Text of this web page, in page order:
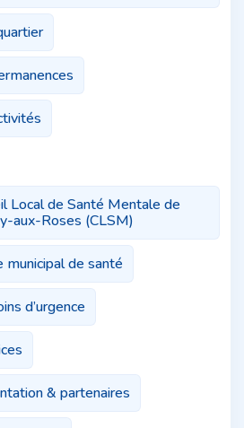
Local de Santé Mentale de
aux-Roses (CLSM)
municipal de santé
d’urgence
& partenaires